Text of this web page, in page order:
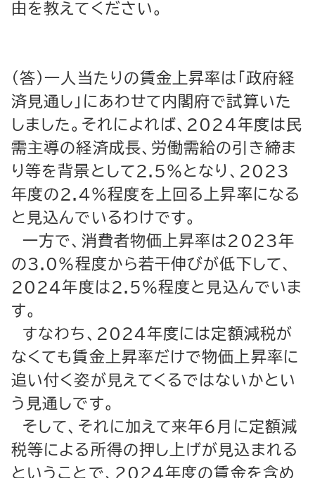
由を教えてください。
（答）一人当たりの賃金上昇率は「政府経
済見通し」にあわせて内閣府で試算いた
しました。それによれば、2024年度は民
需主導の経済成長、労働需給の引き締ま
り等を背景として2.5％となり、2023
年度の2.4％程度を上回る上昇率になる
と見込んでいるわけです。
一方で、消費者物価上昇率は2023年
の3.0％程度から若干伸びが低下して、
2024年度は2.5％程度と見込んでいま
す。
すなわち、2024年度には定額減税が
なくても賃金上昇率だけで物価上昇率に
追い付く姿が見えてくるではないかとい
う見通しです。
そして、それに加えて来年６月に定額減
税等による所得の押し上げが見込まれる
ということで、2024年度の賃金を含め